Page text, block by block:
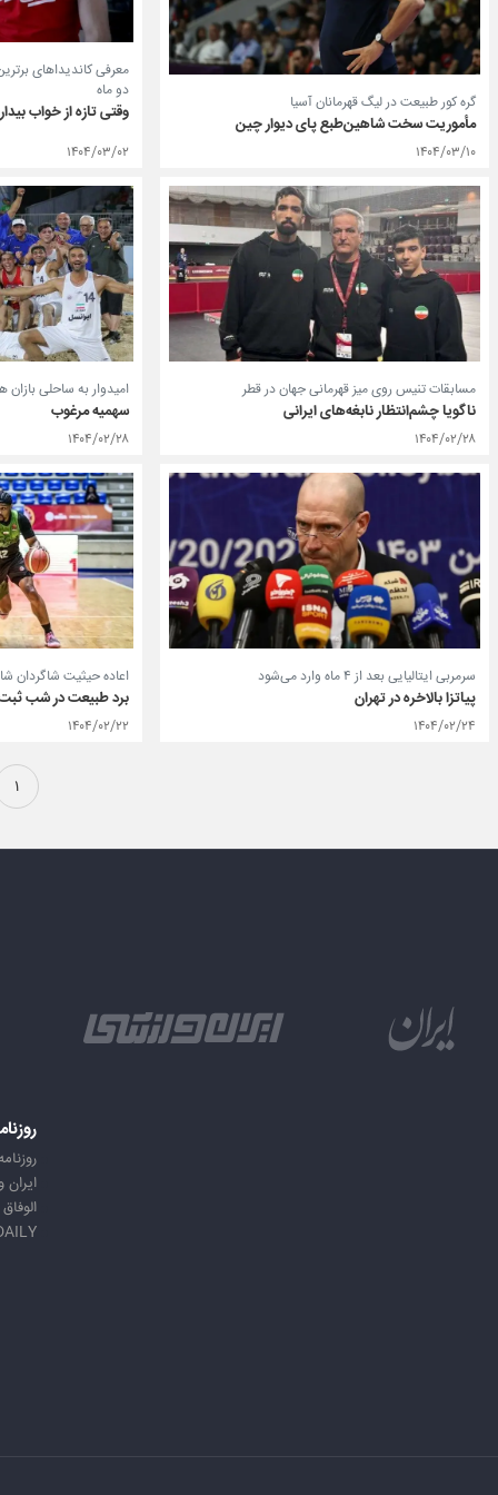
گره کور طبیعت در لیگ قهرمانان آسیا
مأموریت سخت شاهین‌طبع پای دیوار چین
۱۴۰۴/۰۳/۱۰
معرفی کاندیداهای
دو ماه
وقتی تازه از خواب
۱۴۰۴/۰۳/۰۲
مسابقات تنیس روی میز قهرمانی جهان در قطر
ناگویا چشم‌انتظار نابغه‌های ایرانی
۱۴۰۴/۰۲/۲۸
امیدوار به ساحلی
سهمیه مرغوب
۱۴۰۴/۰۲/۲۸
سرمربی ایتالیایی بعد از ۴ ماه وارد می‌شود
پیاتزا بالاخره در تهران
۱۴۰۴/۰۲/۲۴
اعاده حیثیت شاگردان
برد طبیعت در شب ثبت
۱۴۰۴/۰۲/۲۲
۱
الوفاق